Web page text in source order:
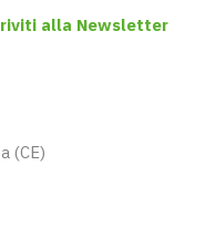
alla Newsletter
(CE)